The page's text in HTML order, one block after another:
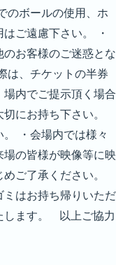
のボールの使用、ホ
ご遠慮下さい。 ・
お客様のご迷惑とな
は、チケットの半券
内でご提示頂く場合
にお持ち下さい。
。 ・会場内では様々
の皆様が映像等に映
ご了承ください。
ミはお持ち帰りいただ
します。 以上ご協力